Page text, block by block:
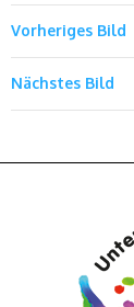
Vorheriges Bild
Nächstes Bild